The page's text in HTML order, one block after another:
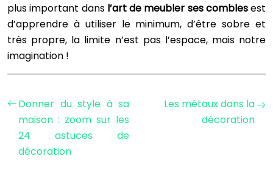
plus important dans l’art de meubler ses comblesest
d’apprendre à utiliser le minimum, d’être sobre et
très propre, la limite n’est pas l’espace, mais notre
imagination !
Donner du style à sa
maison : zoom sur les
24 astuces de
décoration
Les métaux dans la
décoration